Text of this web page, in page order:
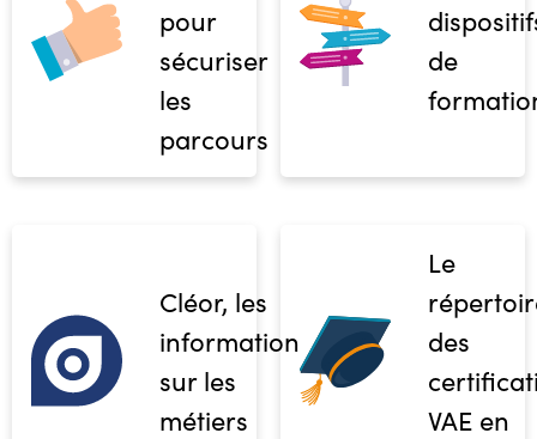
pour
sécuriser
les
parcours
de
Cléor, les
informations
sur les
métiers
Le
des
VAE en